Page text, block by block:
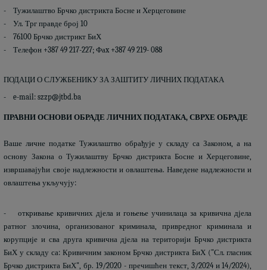
- Тужилаштво Брчко дистрикта Босне и Херцеговине
- Ул. Трг правде број 10
- 76100 Брчко дистрикт БиХ
- Телефон +387 49 217-227; Фаx +387 49 219- 088
ПОДАЦИ О СЛУЖБЕНИКУ ЗА ЗАШТИТУ ЛИЧНИХ ПОДАТАКА
-
e-mail: szzp@jtbd.ba
ПРАВНИ ОСНОВИ ОБРАДЕ ЛИЧНИХ ПОДАТАКА, СВРХЕ ОБРАДЕ
Ваше личне податке Тужилаштво обрађује у складу са Законом, а на
основу Закона о Тужилаштву Брчко дистрикта Босне и Херцеговине,
извршавајући своје надлежности и овлаштења. Наведене надлежности и
овлаштења укључују:
- откривање кривичних дјела и гоњење учинилаца за кривична дјела
ратног злочина, организованог криминала, привредног криминала и
корупције и сва друга кривична дјела на територији Брчко дистрикта
БиХ у складу са: Кривичним законом Брчко дистрикта БиХ ("Сл. гласник
Брчко дистрикта БиХ", бр. 19/2020 - пречишћен текст, 3/2024 и 14/2024),